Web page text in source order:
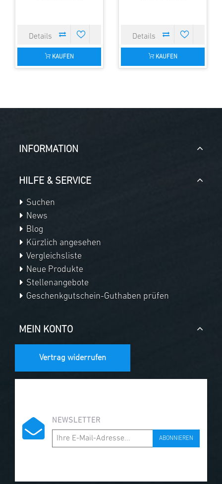
KAUFEN KAUFEN
INFORMATION
HILFE & SERVICE
Suchen
News
Blog
Kürzlich angesehen
Vergleichsliste
Neue Produkte
Stellenangebote
Geschenkgutschein-Guthaben prüfen
MEIN KONTO
Vertrag widerrufen
NEWSLETTER
ABONNIEREN